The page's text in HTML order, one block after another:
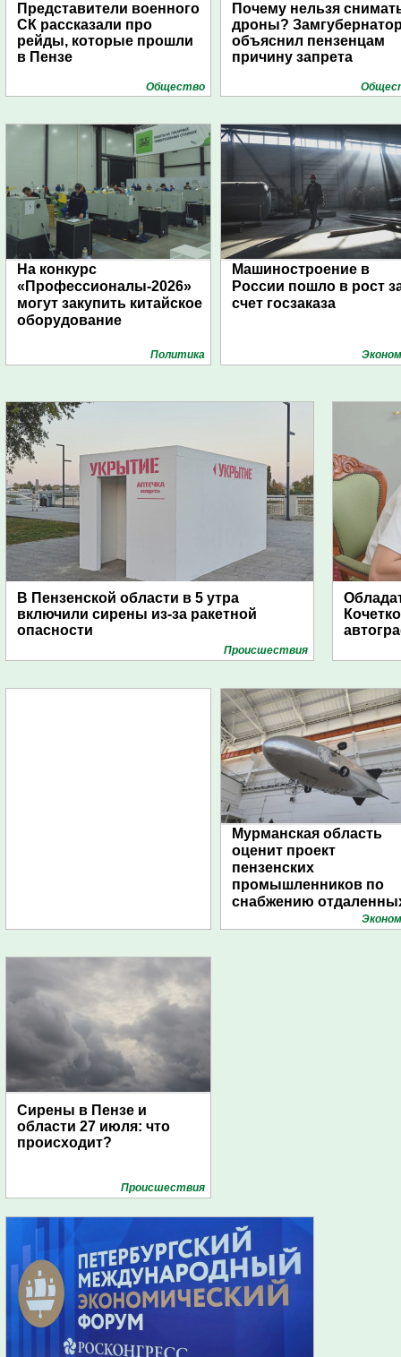
Представители военного
СК рассказали про
рейды, которые прошли
в Пензе
Общество
Почему нельзя
дроны?
объяснил пензенцам
причину запрета
На конкурс
«Профессионалы-2026»
могут закупить китайское
оборудование
Политика
Машиностроение в
России пошло в рост
счет госзаказа
В Пензенской области в 5 утра
включили сирены из-за ракетной
опасности
Проиcшествия
Мурманская область
оценит проект
пензенских
промышленников по
снабжению
поселений с помощью
Сирены в Пензе и
области 27 июля: что
происходит?
Проиcшествия